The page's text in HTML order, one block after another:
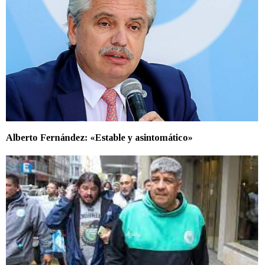
Alberto Fernández: «Estable y asintomático»